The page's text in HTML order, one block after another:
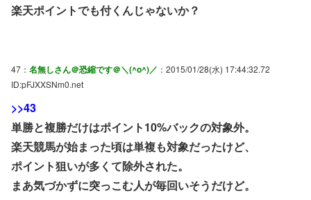
楽天ポイントでも付くんじゃないか？
47： 名無しさん＠恐縮です＠＼(^o^)／ ：2015/01/28(水) 17:44:32.72
ID:pFJXXSNm0.net
>>43
単勝と複勝だけはポイント10%バックの対象外。
楽天競馬が始まった頃は単複も対象だったけど、
ポイント狙いが多くて除外された。
まあ気づかずに突っこむ人が毎回いそうだけど。